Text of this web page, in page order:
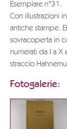
Esemplare n°31.
Con illustrazioni
antiche stampe.
sovracoperta in
numerati da I a
straccio
Fotogalerie: